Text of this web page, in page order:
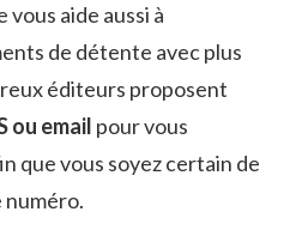
aide aussi à
de détente avec plus
éditeurs proposent
ou email pour vous
que vous soyez certain de
numéro.